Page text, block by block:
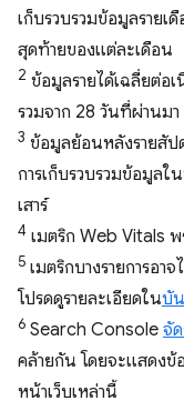
เก็บรวบรวมข้อมูลรายเ
สุดท้ายของแต่ละเดือน
2 ข้อมูลรายได้เฉลี่ยต่อ
รวมจาก 28 วันที่ผ่านมา
3 ข้อมูลย้อนหลังรายสัป
การเก็บรวบรวมข้อมูล
เสาร์
4 เมตริก Web Vitals
5 เมตริกบางรายการอา
โปรดดูรายละเอียดในบั
6 Search Console จั
คล้ายกัน โดยจะแสดง
หน้าเว็บเหล่านี้